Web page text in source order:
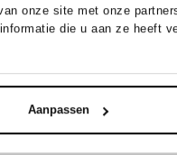
onze site met onze
die u aan ze heeft
Aanpassen
sjaal